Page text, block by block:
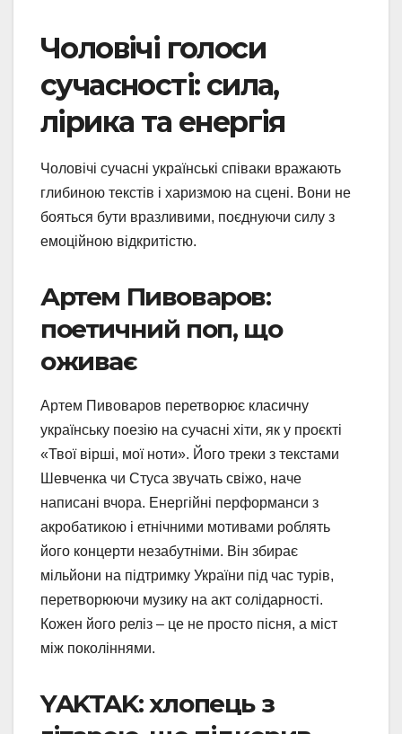
Чоловічі голоси
сучасності: сила,
лірика та енергія
Чоловічі сучасні українські співаки вражають
глибиною текстів і харизмою на сцені. Вони не
бояться бути вразливими, поєднуючи силу з
емоційною відкритістю.
Артем Пивоваров:
поетичний поп, що
оживає
Артем Пивоваров перетворює класичну
українську поезію на сучасні хіти, як у проєкті
«Твої вірші, мої ноти». Його треки з текстами
Шевченка чи Стуса звучать свіжо, наче
написані вчора. Енергійні перформанси з
акробатикою і етнічними мотивами роблять
його концерти незабутніми. Він збирає
мільйони на підтримку України під час турів,
перетворюючи музику на акт солідарності.
Кожен його реліз – це не просто пісня, а міст
між поколіннями.
YAKTAK: хлопець з